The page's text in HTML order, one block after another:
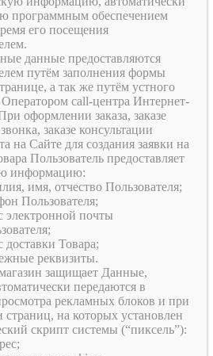
программным обеспечением
его посещения
данные предоставляются
путём заполнения формы
а так же путём устного
call-центра Интернет-
оформлении заказа, заказе
заказе консультации
на Сайте для создания заявки на
Пользователь предоставляет
информацию:
имя, отчество Пользователя;
Пользователя;
электронной почты
доставки Товара;
реквизиты.
защищает Данные,
передаются в
рекламных блоков и при
на которых установлен
скрипт системы (“пиксель”):